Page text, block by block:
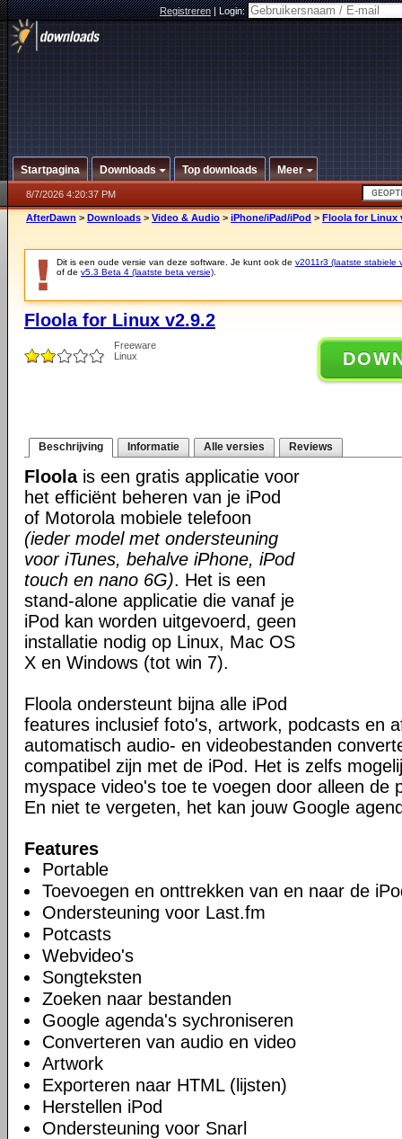
Registreren|Login:
Startpagina Downloads Top downloads Meer
8/7/2026 4:20:37 PM
AfterDawn > Downloads > Video & Audio > iPhone/iPad/iPod > Floola for Linux
Dit is een oude versie van deze software. Je kunt ook de v2011r3 (laatste stabiele
of de v5.3 Beta 4 (laatste beta versie)
Floola for Linux v2.9.2
Freeware
Linux
Beschrijving Informatie Alle versies Reviews
Floolais een gratis applicatie voor
het efficiënt beheren van je iPod
of Motorola mobiele telefoon
(ieder model met ondersteuning
voor iTunes, behalve iPhone, iPod
touch en nano 6G). Het is een
stand-alone applicatie die vanaf je
iPod kan worden uitgevoerd, geen
installatie nodig op Linux, Mac OS
X en Windows (tot win 7).
Floola ondersteunt bijna alle iPod
features inclusief foto's, artwork, podcasts en
automatisch audio- en videobestanden
compatibel zijn met de iPod. Het is zelfs
myspace video's toe te voegen door alleen de
En niet te vergeten, het kan jouw Google
Features
Portable
Toevoegen en onttrekken van en naar de
Ondersteuning voor Last.fm
Potcasts
Webvideo's
Songteksten
Zoeken naar bestanden
Google agenda's sychroniseren
Converteren van audio en video
Artwork
Exporteren naar HTML (lijsten)
Herstellen iPod
Ondersteuning voor Snarl